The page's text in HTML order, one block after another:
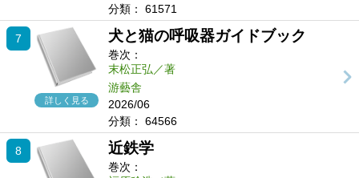
分類：
61571
7
詳しく見る
犬と猫の呼吸器ガイドブック
巻次：
末松正弘／著
游藝舎
2026/06
分類：
64566
8 近鉄学
巻次：